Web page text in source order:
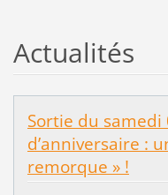
Actualités
Sortie du
d’anniversaire :
remorque » !